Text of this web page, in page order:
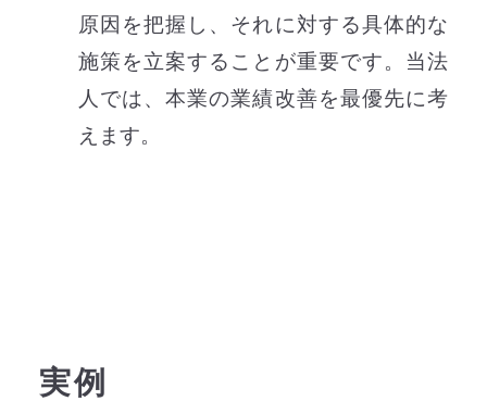
原因を把握し、それに対する具体的な
施策を立案することが重要です。当法
人では、本業の業績改善を最優先に考
えます。
実例